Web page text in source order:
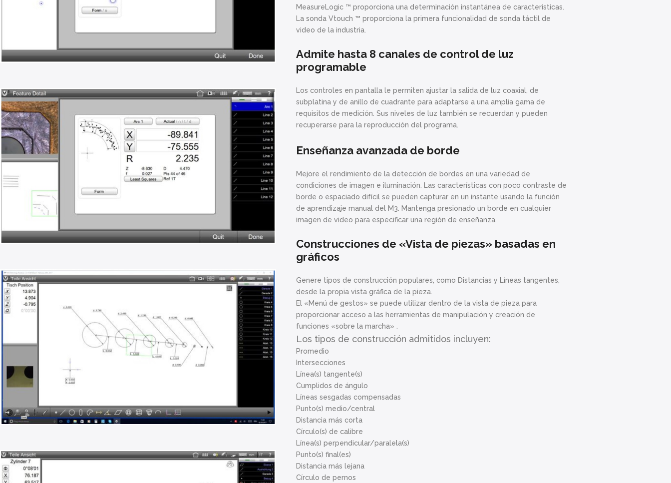
MeasureLogic ™ proporciona una determinación instantánea de características.
La sonda Vtouch ™ proporciona la primera funcionalidad de sonda táctil de
video de la industria.
Admite hasta 8 canales de control de luz
programable
Los controles en pantalla le permiten ajustar la salida de luz coaxial, de
subplatina y de anillo de cuadrante para adaptarse a una amplia gama de
requisitos de medición. Sus niveles de luz también se recuerdan y pueden
recuperarse para la reproducción del programa.
Enseñanza avanzada de borde
Mejore el rendimiento de la detección de bordes en una variedad de
condiciones de imagen e iluminación. Las características con poco contraste de
borde o espaciado difícil se pueden capturar en un instante usando la función
de aprendizaje manual del M3. Mantenga presionado un borde en cualquier
imagen de video para especificar una región de enseñanza.
Construcciones de «Vista de piezas» basadas en
gráficos
Genere tipos de construcción populares, como Distancias y Líneas tangentes,
desde la propia vista gráfica de la pieza.
El «Menú de gestos» se puede utilizar dentro de la vista de pieza para
proporcionar acceso a las herramientas de manipulación y creación de
funciones «sobre la marcha» .
Los tipos de construcción admitidos incluyen:
Promedio
Intersecciones
Línea(s) tangente(s)
Cumplidos de ángulo
Líneas sesgadas compensadas
Punto(s) medio/central
Distancia más corta
Círculo(s) de calibre
Línea(s) perpendicular/paralela(s)
Punto(s) final(es)
Distancia más lejana
Círculo de pernos